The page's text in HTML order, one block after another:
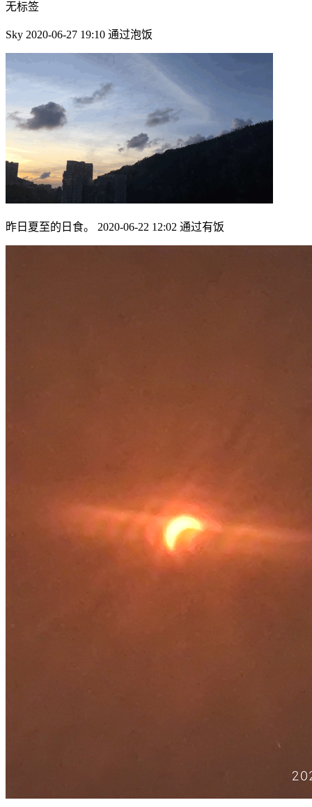
无标签
Sky 2020-06-27 19:10 通过泡饭
昨日夏至的日食。 2020-06-22 12:02 通过有饭